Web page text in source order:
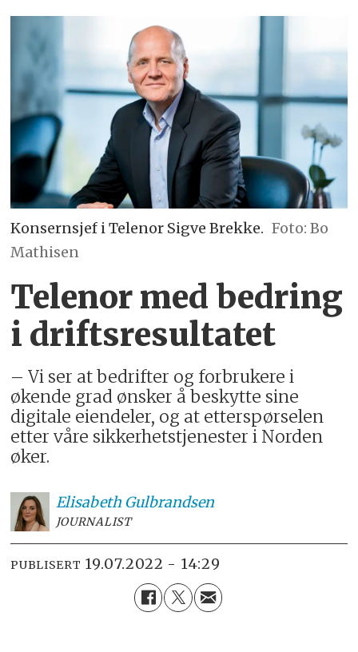
Konsernsjef i Telenor Sigve Brekke. Foto: Bo
Mathisen
Telenor med bedring
i driftsresultatet
– Vi ser at bedrifter og forbrukere i
økende grad ønsker å beskytte sine
digitale eiendeler, og at etterspørselen
etter våre sikkerhetstjenester i Norden
øker.
Elisabeth Gulbrandsen
JOURNALIST
PUBLISERT 19.07.2022 - 14:29